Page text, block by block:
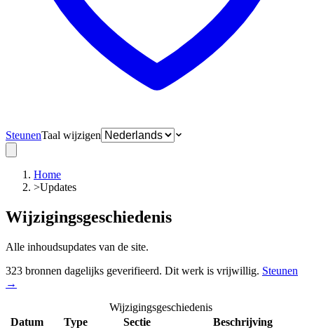
SteunenTaal wijzigen
Home
>Updates
Wijzigingsgeschiedenis
Alle inhoudsupdates van de site.
323 bronnen dagelijks geverifieerd. Dit werk is vrijwillig. Steunen
→
Wijzigingsgeschiedenis
Datum
Type Sectie Beschrijving